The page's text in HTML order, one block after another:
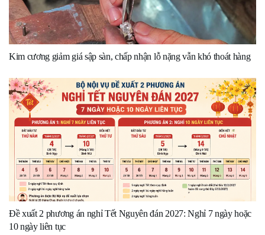
Kim cương giảm giá sập sàn, chấp nhận lỗ nặng vẫn khó thoát hàng
Đề xuất 2 phương án nghỉ Tết Nguyên đán 2027: Nghỉ 7 ngày hoặc
10 ngày liên tục